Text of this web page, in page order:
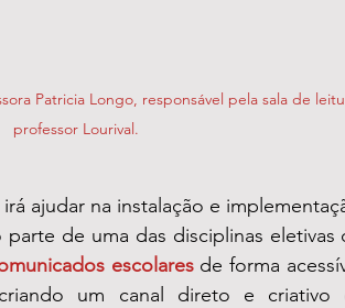
Patricia Longo, responsável pela sala de
professor Lourival.
ajudar na instalação e
parte de uma das disciplinas eletivas
escolares de forma
criando um canal direto e criativo